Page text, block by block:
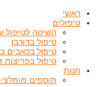
דילוג
לתוכן
ראשי
טיפולים
השיטה לטיפול
טיפול בדורבן
טיפול בכאבים
טיפול בפריצות
חנות
תוספים